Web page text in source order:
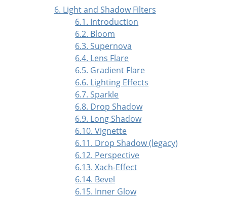
6. Light and Shadow Filters
6.1. Introduction
6.2. Bloom
6.3. Supernova
6.4. Lens Flare
6.5. Gradient Flare
6.6. Lighting Effects
6.7. Sparkle
6.8. Drop Shadow
6.9. Long Shadow
6.10. Vignette
6.11. Drop Shadow (legacy)
6.12. Perspective
6.13. Xach-Effect
6.14. Bevel
6.15. Inner Glow